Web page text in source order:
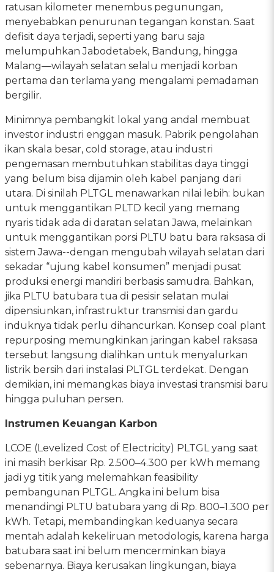
ratusan kilometer menembus pegunungan,
menyebabkan penurunan tegangan konstan. Saat
defisit daya terjadi, seperti yang baru saja
melumpuhkan Jabodetabek, Bandung, hingga
Malang—wilayah selatan selalu menjadi korban
pertama dan terlama yang mengalami pemadaman
bergilir.
Minimnya pembangkit lokal yang andal membuat
investor industri enggan masuk. Pabrik pengolahan
ikan skala besar, cold storage, atau industri
pengemasan membutuhkan stabilitas daya tinggi
yang belum bisa dijamin oleh kabel panjang dari
utara. Di sinilah PLTGL menawarkan nilai lebih: bukan
untuk menggantikan PLTD kecil yang memang
nyaris tidak ada di daratan selatan Jawa, melainkan
untuk menggantikan porsi PLTU batu bara raksasa di
sistem Jawa--dengan mengubah wilayah selatan dari
sekadar “ujung kabel konsumen” menjadi pusat
produksi energi mandiri berbasis samudra. Bahkan,
jika PLTU batubara tua di pesisir selatan mulai
dipensiunkan, infrastruktur transmisi dan gardu
induknya tidak perlu dihancurkan. Konsep coal plant
repurposing memungkinkan jaringan kabel raksasa
tersebut langsung dialihkan untuk menyalurkan
listrik bersih dari instalasi PLTGL terdekat. Dengan
demikian, ini memangkas biaya investasi transmisi baru
hingga puluhan persen.
Instrumen Keuangan Karbon
LCOE (Levelized Cost of Electricity) PLTGL yang saat
ini masih berkisar Rp. 2.500–4.300 per kWh memang
jadi yg titik yang melemahkan feasibility
pembangunan PLTGL. Angka ini belum bisa
menandingi PLTU batubara yang di Rp. 800–1.300 per
kWh. Tetapi, membandingkan keduanya secara
mentah adalah kekeliruan metodologis, karena harga
batubara saat ini belum mencerminkan biaya
sebenarnya. Biaya kerusakan lingkungan, biaya